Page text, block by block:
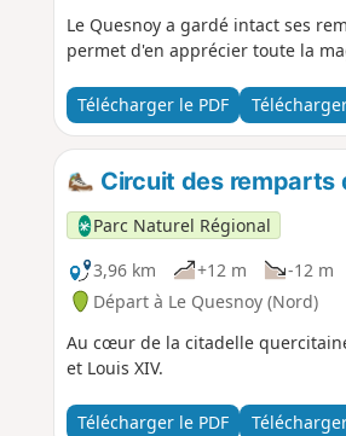
Le Quesnoy a gardé intact ses
permet d'en apprécier toute la
Télécharger le PDF
Circuit des remparts
Parc Naturel Régional
3,96 km
+12 m -12 m
Départ à Le Quesnoy (Nord)
Au cœur de la citadelle
et Louis XIV.
Télécharger le PDF